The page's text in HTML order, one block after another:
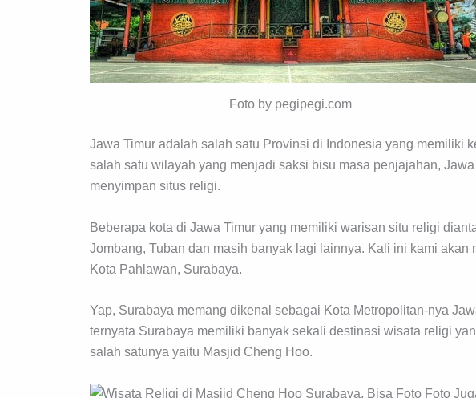
Foto by pegipegi.com
Jawa Timur adalah salah satu Provinsi di Indonesia yang memiliki
salah satu wilayah yang menjadi saksi bisu masa penjajahan,
menyimpan situs religi.
Beberapa kota di Jawa Timur yang memiliki warisan situ religi
Jombang, Tuban dan masih banyak lagi lainnya. Kali ini kami akan
Kota Pahlawan, Surabaya.
Yap, Surabaya memang dikenal sebagai Kota Metropolitan-nya
ternyata Surabaya memiliki banyak sekali destinasi wisata religi
salah satunya yaitu Masjid Cheng Hoo.